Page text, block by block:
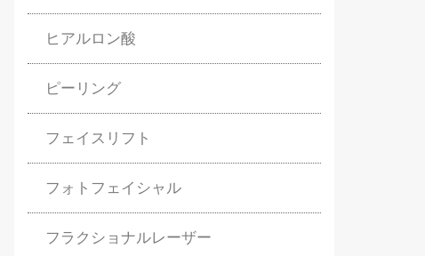
ヒアルロン酸
ピーリング
フェイスリフト
フォトフェイシャル
フラクショナルレーザー